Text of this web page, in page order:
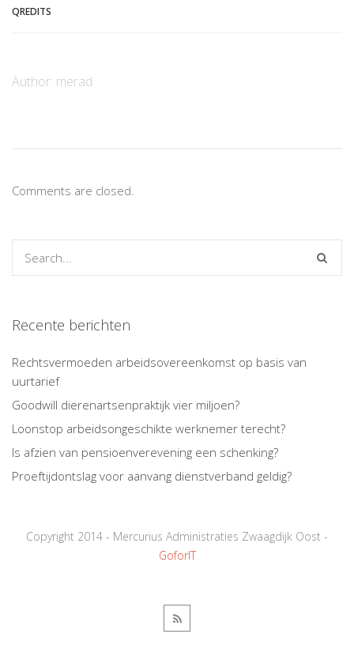
QREDITS
Author: merad
Comments are closed.
Recente berichten
Rechtsvermoeden arbeidsovereenkomst op basis van
uurtarief
Goodwill dierenartsenpraktijk vier miljoen?
Loonstop arbeidsongeschikte werknemer terecht?
Is afzien van pensioenverevening een schenking?
Proeftijdontslag voor aanvang dienstverband geldig?
Copyright 2014 - Mercurius Administraties Zwaagdijk Oost -
GoforIT